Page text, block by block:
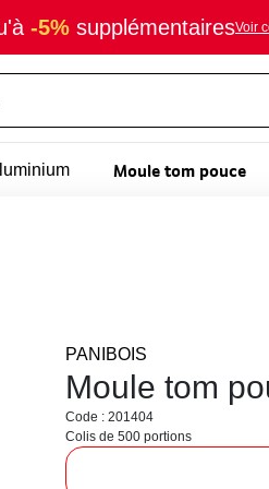
-5% supplémentairesVoir
Moule tom pouce
PANIBOIS
Moule tom
Code : 201404
Colis de 500 portions